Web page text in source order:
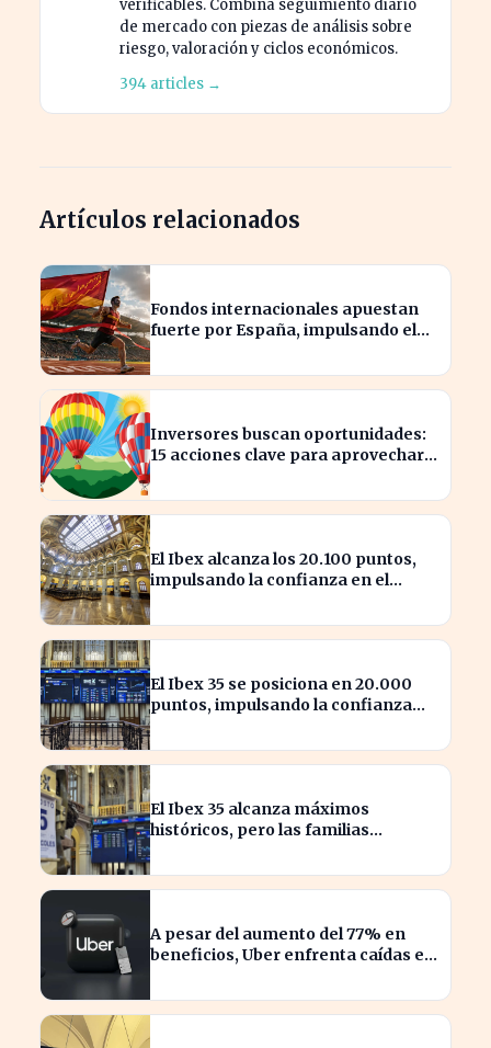
verificables. Combina seguimiento diario
de mercado con piezas de análisis sobre
riesgo, valoración y ciclos económicos.
394 articles →
Artículos relacionados
Fondos internacionales apuestan
fuerte por España, impulsando el
Inversores buscan oportunidades:
15 acciones clave para aprovechar
El Ibex alcanza los 20.100 puntos,
impulsando la confianza en el
El Ibex 35 se posiciona en 20.000
puntos, impulsando la confianza
El Ibex 35 alcanza máximos
históricos, pero las familias
A pesar del aumento del 77% en
beneficios, Uber enfrenta caídas en